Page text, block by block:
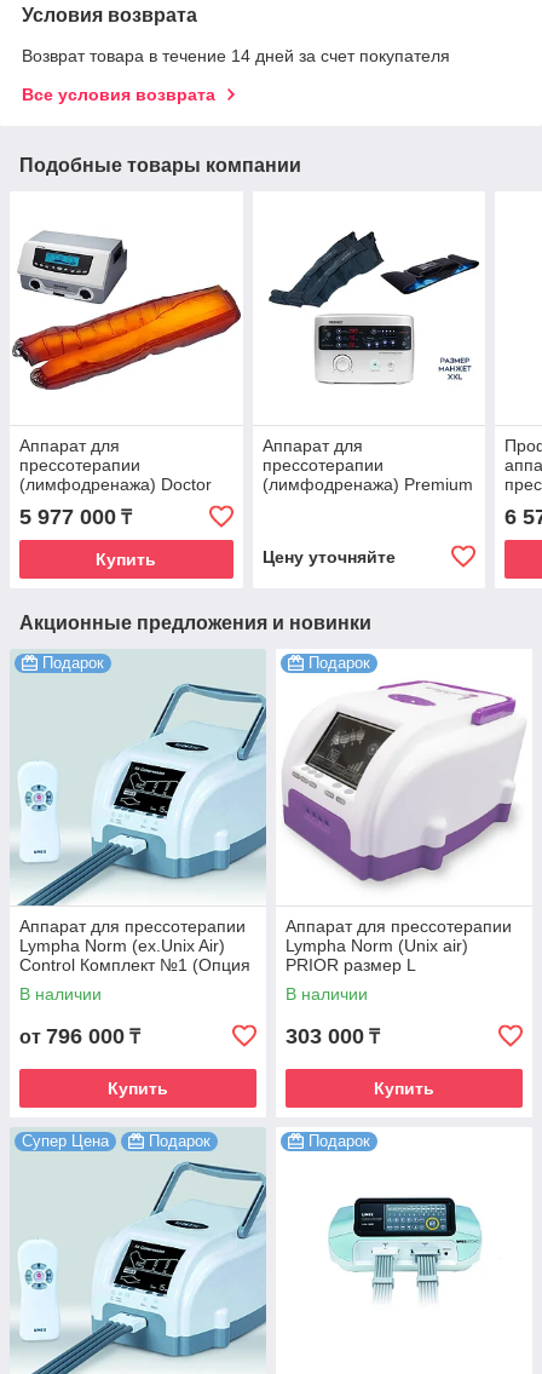
Условия возврата
Возврат товара в течение 14 дней за счет покупателя
Все условия возврата
Подобные товары компании
Аппарат для
прессотерапии
(лимфодренажа) Doctor
Life Lympha-Tron DL 1200
L (комбинезон+ infrarot)
5 977 000 ₸
Купить
Аппарат для
прессотерапии
(лимфодренажа) Premium
ног(XXL) +термо-бандаж
Цену уточняйте
Life
6
Акционные предложения и новинки
Подарок
Аппарат для прессотерапии
Lympha Norm (ex.Unix Air)
Control Комплект №1 (Опция
талия + Опция рука)
В наличии
от 796 000 ₸
Купить
Подарок
Аппарат для прессотерапии
Lympha Norm (Unix air)
PRIOR размер L
В наличии
303 000 ₸
Купить
Супер Цена Подарок Подарок